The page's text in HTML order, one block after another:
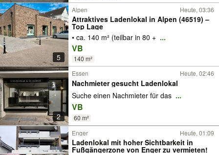
5
Alpen Heute, 03:36
Attraktives Ladenlokal in Alpen (46519) –
Top Lage
• ca. 140 m² (teilbar in 80 + ...
VB
140 m²
2
Essen Heute, 02:46
Nachmieter gesucht Ladenlokal
Suche einen Nachmieter für das ...
VB
60 m²
Enger Heute, 01:09
Ladenlokal mit hoher Sichtbarkeit in
Fußgängerzone von Enger zu vermieten!